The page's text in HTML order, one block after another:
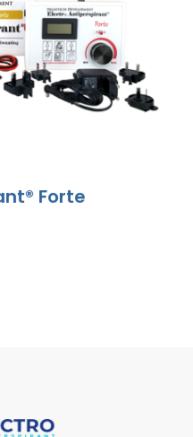
Forte